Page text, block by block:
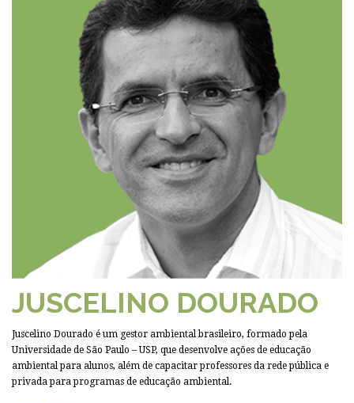
JUSCELINO DOURADO
Juscelino Dourado é um gestor ambiental brasileiro, formado pela
Universidade de São Paulo – USP, que desenvolve ações de educação
ambiental para alunos, além de capacitar professores da rede pública e
privada para programas de educação ambiental.